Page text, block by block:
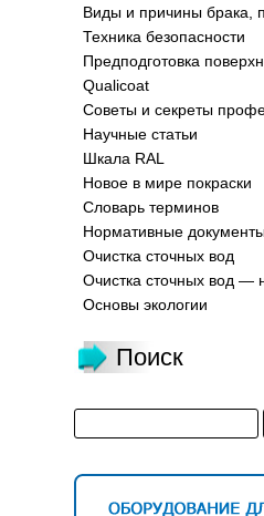
Виды и причины брака,
Техника безопасности
Предподготовка
Qualicoat
Советы и секреты
Научные статьи
Шкала RAL
Новое в мире покраски
Словарь терминов
Нормативные
Очистка сточных вод
Очистка сточных вод —
Основы экологии
Поиск